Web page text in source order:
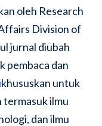
oleh Research
Division of
jurnal diubah
pembaca dan
untuk
termasuk ilmu
dan ilmu